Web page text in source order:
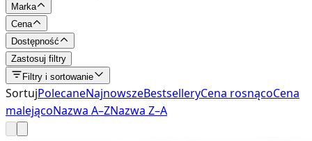
Marka
Cena
Dostępność
Zastosuj filtry
Filtry i sortowanie
SortujPolecaneNajnowszeBestselleryCena rosnącoCena
malejącoNazwa A–ZNazwa Z–A